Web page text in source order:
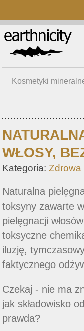
Kosmetyki
WŁOSY,
Kategoria: Zdrowa
Naturalna
toksyny zawarte
pielęgnacji
toksyczne
iluzję,
faktycznego
Czekaj - nie ma
jak składowisko
prawda?